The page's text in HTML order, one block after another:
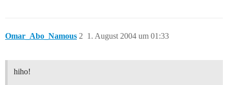
Omar_Abo_Namous 1. August 2004 um 01:33
2
hiho!